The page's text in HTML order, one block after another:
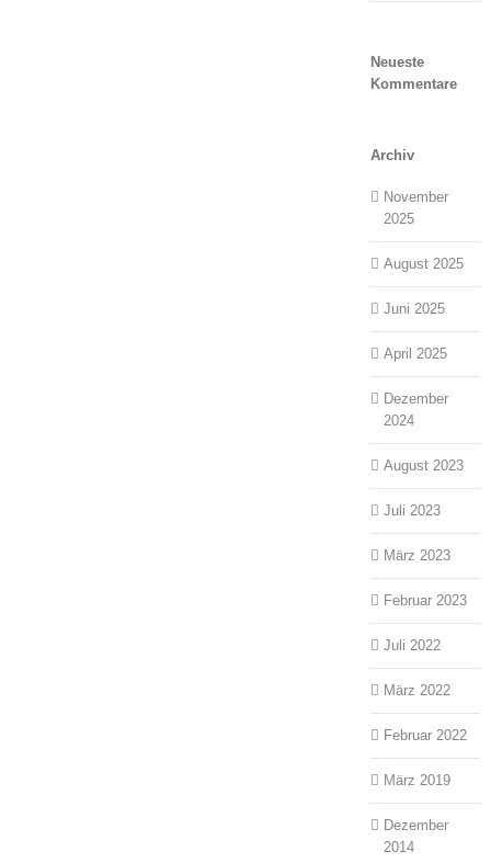
Neueste
Kommentare
Archiv
November
2025
August 2025
Juni 2025
April 2025
Dezember
2024
August 2023
Juli 2023
März 2023
Februar 2023
Juli 2022
März 2022
Februar 2022
März 2019
Dezember
2014